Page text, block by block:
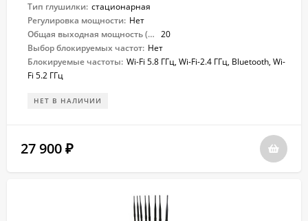
Тип глушилки: стационарная
Регулировка мощности: Нет
Общая выходная мощность (Вт): 20
Выбор блокируемых частот: Нет
Блокируемые частоты: Wi-Fi 5.8 ГГц, Wi-Fi-2.4 ГГц, Bluetooth, Wi-
Fi 5.2 ГГц
НЕТ В НАЛИЧИИ
27 900 ₽